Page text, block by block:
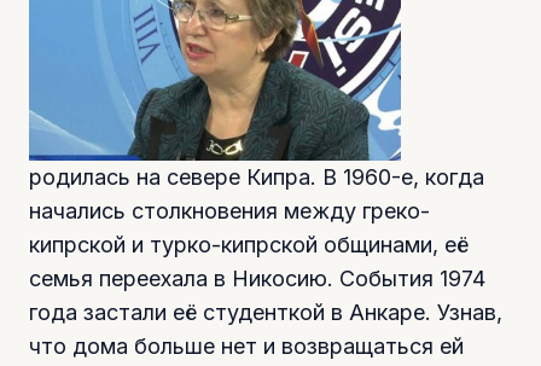
родилась на севере Кипра. В 1960-е, когда
начались столкновения между греко-
кипрской и турко-кипрской общинами, её
семья переехала в Никосию. События 1974
года застали её студенткой в Анкаре. Узнав,
что дома больше нет и возвращаться ей